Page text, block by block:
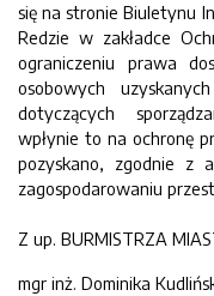
się na stronie Biuletynu
Redzie w zakładce
ograniczeniu prawa
osobowych
dotyczących
wpłynie to na ochronę
pozyskano, zgodnie z
zagospodarowaniu
Z up. BURMISTRZA
mgr inż. Dominika